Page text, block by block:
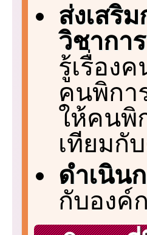
ส่งเสริ
วิชากา
รู้เรื่อง
คนพิกา
ให้คนพิ
เทียมกั
ดำเนิน
กับองค์